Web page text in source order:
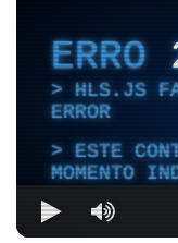
ERRO
HLS.JS
ERROR
ESTE
MOMENTO